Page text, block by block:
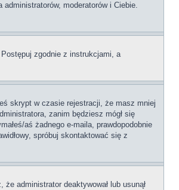
moderatorów i Ciebie.
Postępuj zgodnie z instrukcjami, a
skrypt w czasie rejestracji, że masz mniej
zanim będziesz mógł się
aś żadnego e-maila, prawdopodobnie
spróbuj skontaktować się z
administrator deaktywował lub usunął